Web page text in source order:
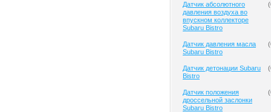
Датчик абсолютного
давления воздуха во
впускном коллекторе
Subaru Bistro
(
Датчик давления масла
Subaru Bistro
(
Датчик детонации Subaru
Bistro
(
Датчик положения
дроссельной заслонки
Subaru Bistro
(